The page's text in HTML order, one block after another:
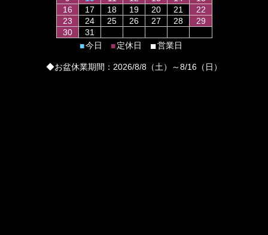
16
17 18 19 20 21
22
23
24 25 26 27 28
29
30
31
■今日 ■定休日 ■営業日
◆お盆休業期間：2026/8/8（土）～8/16（日）